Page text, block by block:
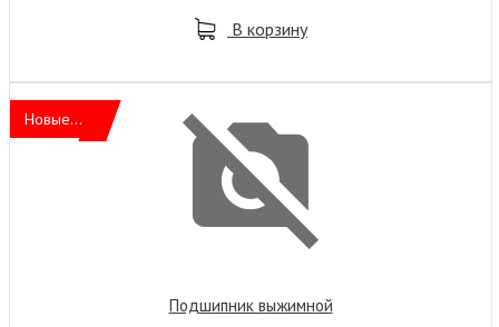
В корзину
Новые...
Подшипник выжимной